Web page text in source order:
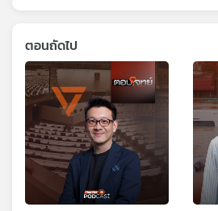
ตอนถัดไป